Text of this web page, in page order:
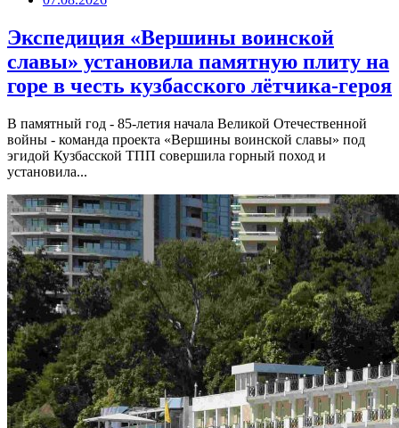
Экспедиция «Вершины воинской
славы» установила памятную плиту на
горе в честь кузбасского лётчика-героя
В памятный год - 85-летия начала Великой Отечественной
войны - команда проекта «Вершины воинской славы» под
эгидой Кузбасской ТПП совершила горный поход и
установила...